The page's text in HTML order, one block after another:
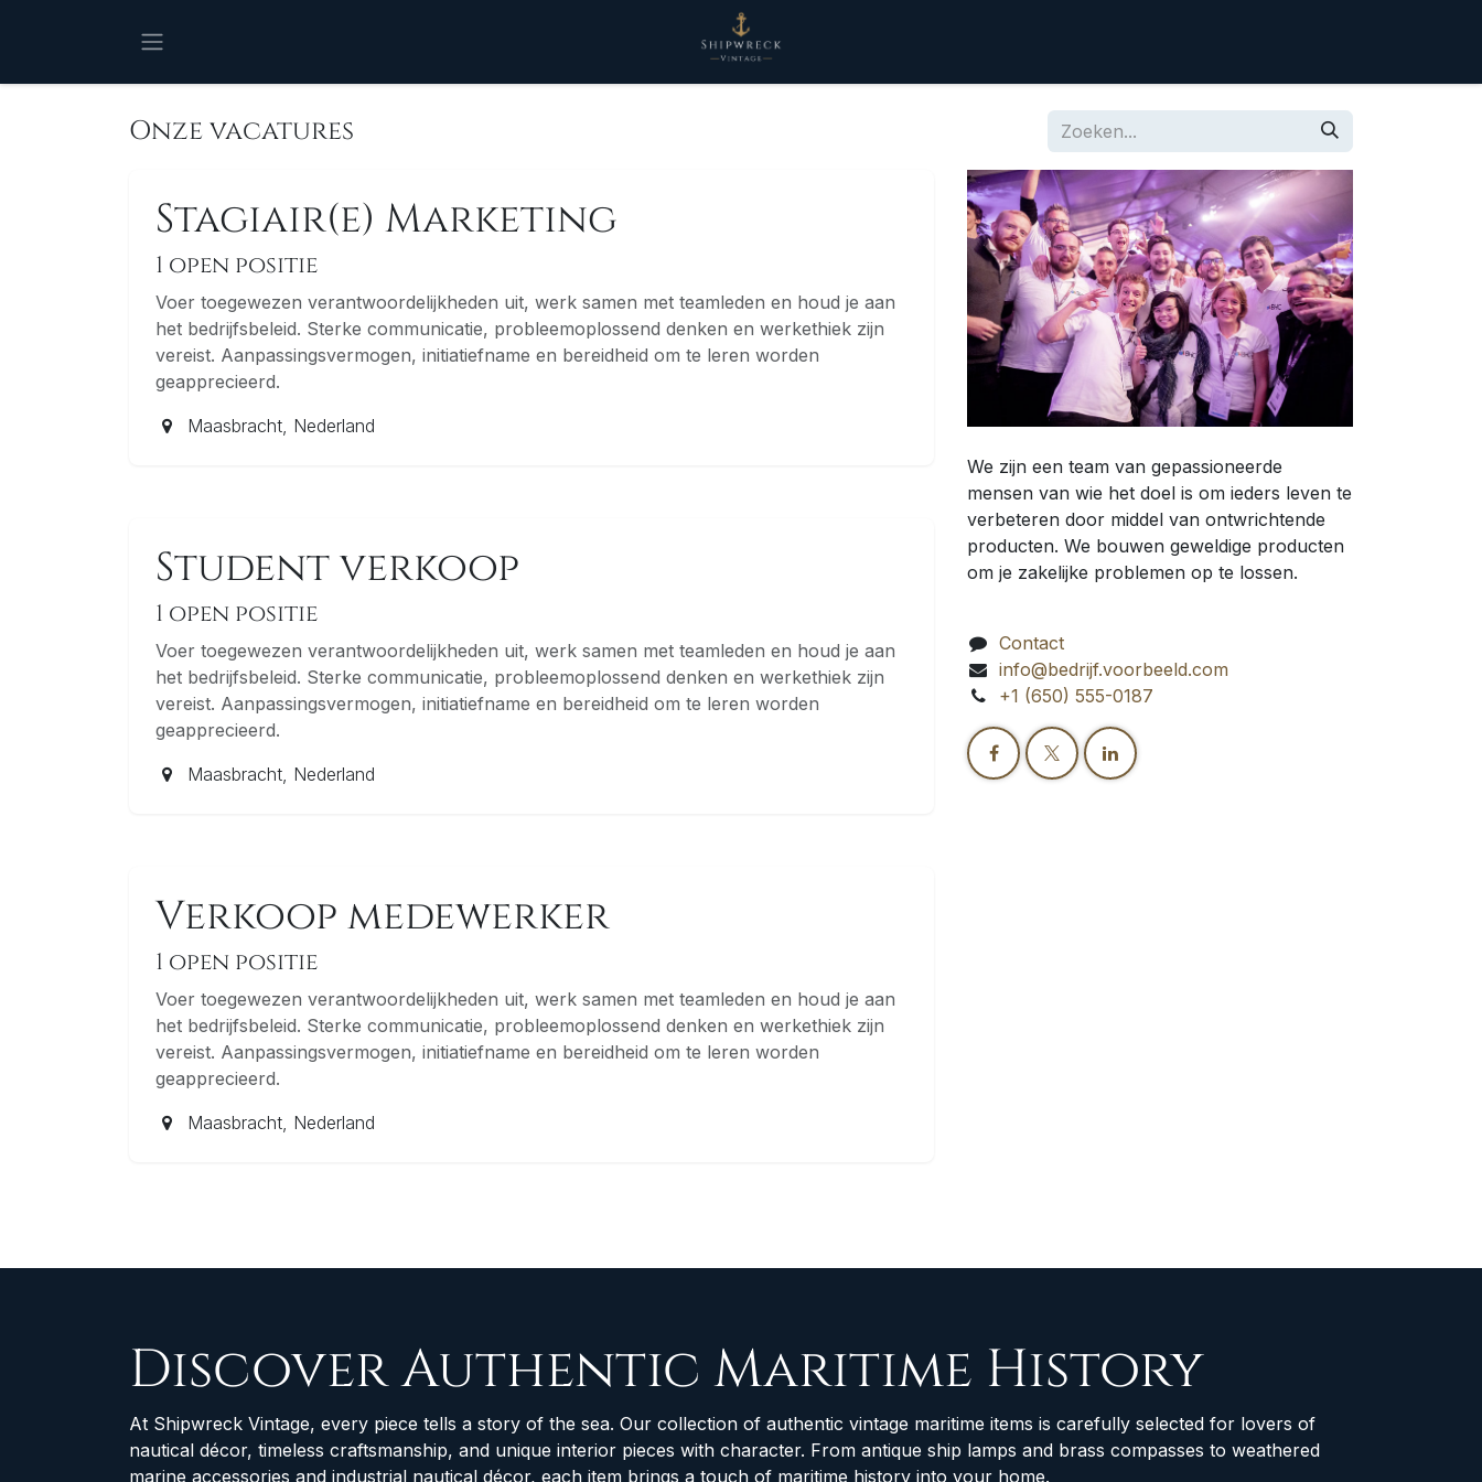
Onze vacatures
Stagiair(e) Marketing
1 open positie
Voer toegewezen verantwoordelijkheden uit, werk samen met teamleden en houd je aan
het bedrijfsbeleid. Sterke communicatie, probleemoplossend denken en werkethiek zijn
vereist. Aanpassingsvermogen, initiatiefname en bereidheid om te leren worden
geapprecieerd.
Maasbracht, Nederland
Student verkoop
1 open positie
Voer toegewezen verantwoordelijkheden uit, werk samen met teamleden en houd je aan
het bedrijfsbeleid. Sterke communicatie, probleemoplossend denken en werkethiek zijn
vereist. Aanpassingsvermogen, initiatiefname en bereidheid om te leren worden
geapprecieerd.
Maasbracht, Nederland
Verkoop medewerker
1 open positie
Voer toegewezen verantwoordelijkheden uit, werk samen met teamleden en houd je aan
het bedrijfsbeleid. Sterke communicatie, probleemoplossend denken en werkethiek zijn
vereist. Aanpassingsvermogen, initiatiefname en bereidheid om te leren worden
geapprecieerd.
Maasbracht, Nederland
We zijn een team van gepassioneerde
mensen van wie het doel is om ieders leven te
verbeteren door middel van ontwrichtende
producten. We bouwen geweldige producten
om je zakelijke problemen op te lossen.
Contact
info@bedrijf.voorbeeld.com
+1 (650) 555-0187
Discover Authentic Maritime History
At Shipwreck Vintage, every piece tells a story of the sea. Our collection of authentic vintage maritime items is carefully selected for lovers of
nautical décor, timeless craftsmanship, and unique interior pieces with character. From antique ship lamps and brass compasses to weathered
marine accessories and industrial nautical décor, each item brings a touch of maritime history into your home.